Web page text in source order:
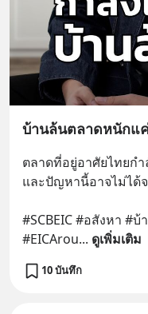
บ้านล้นตลาดหนักแ
ตลาดที่อยู่อาศัยไทยก
และปัญหานี้อาจไม่ได้
#SCBEIC #อสังหา #
#EICArou... ดูเพิ่มเติม
10 บันทึก